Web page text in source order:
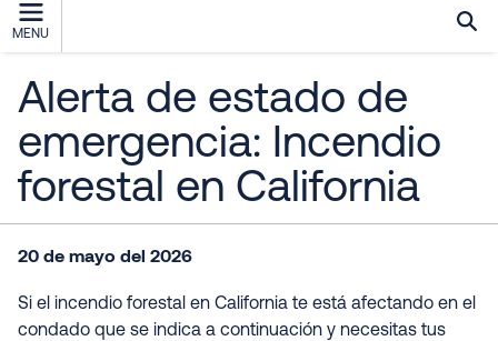
MENU
Alerta de estado de
emergencia: Incendio
forestal en California
20 de mayo del 2026
Si el incendio forestal en California te está afectando en el
condado que se indica a continuación y necesitas tus